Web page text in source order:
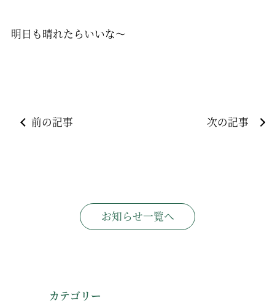
明日も晴れたらいいな～
前の記事 次の記事
お知らせ一覧へ
カテゴリー